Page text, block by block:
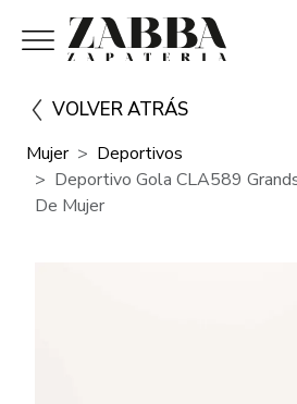
VOLVER ATRÁS
Mujer
Deportivos
Deportivo Gola CLA589
De Mujer